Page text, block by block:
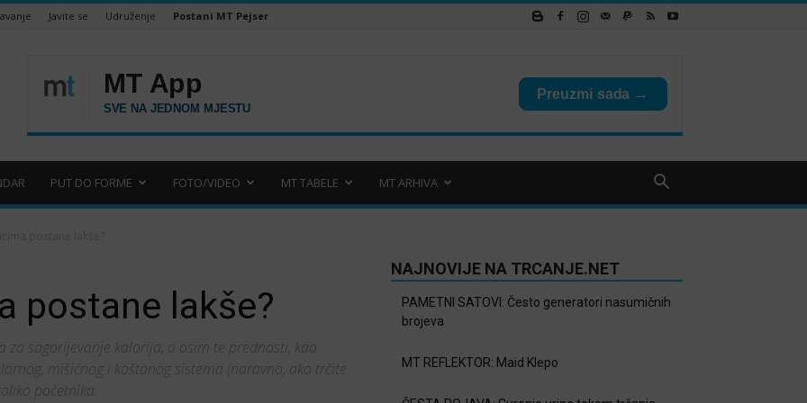
Javite se Udruženje Postani MT Pejser
PUT DO FORME FOTO/VIDEO MT TABELE MT ARHIVA
postane lakše?
sagorijevanje kalorija, a osim te prednosti, kao
mišićnog i koštanog sistema (naravno, ako trčite
početnika.
NAJNOVIJE NA TRCANJE.NET
PAMETNI SATOVI: Često generatori nasumičnih
brojeva
MT REFLEKTOR: Maid Klepo